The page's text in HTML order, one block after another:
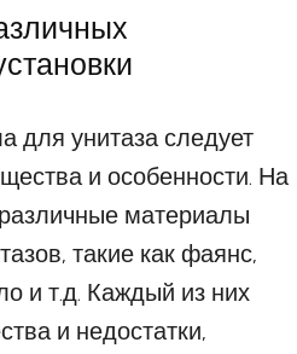
для унитаза следует
и особенности. На
материалы
такие как фаянс,
и т.д. Каждый из них
и недостатки,